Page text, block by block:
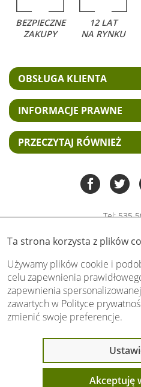
Ta strona korzysta z plików
Używamy plików cookie i
celu zapewnienia
zapewnienia
zawartych w Polityce
zmienić swoje preferencje.
Akceptuję
BEZPIECZNE
ZAKUPY
12 LAT
NA RYNKU
OBSŁUGA KLIENTA
INFORMACJE PRAWNE
PRZECZYTAJ RÓWNIEŻ
Tel:535
biuro@swiat-
Copyright by
Wszelkie
Stronę oceniło
Otrzymaliśmy4.89
Oceń nas
oglądało ten produkt